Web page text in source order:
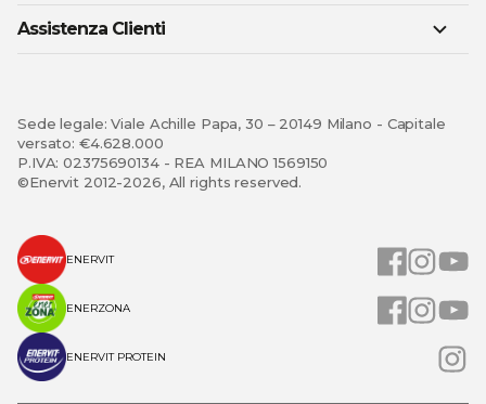
Assistenza Clienti
Sede legale: Viale Achille Papa, 30 – 20149 Milano - Capitale
versato: €4.628.000
P.IVA: 02375690134 - REA MILANO 1569150
©Enervit 2012-2026, All rights reserved.
ENERVIT
ENERZONA
ENERVIT PROTEIN